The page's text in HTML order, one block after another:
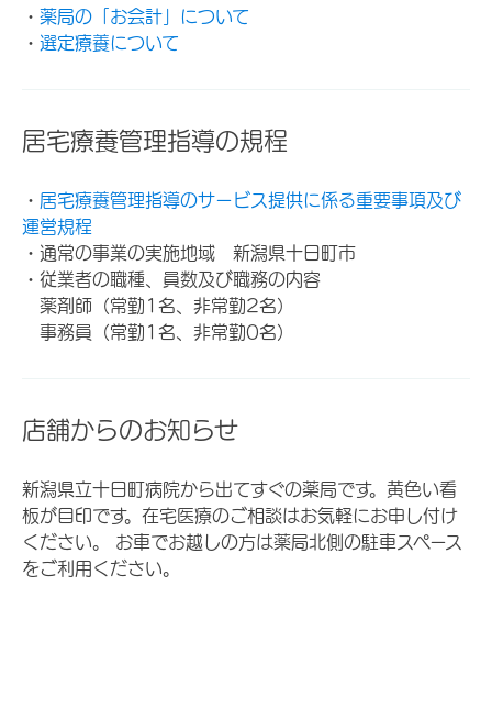
・ 薬局の「お会計」について
・ 選定療養について
居宅療養管理指導の規程
・ 居宅療養管理指導のサービス提供に係る重要事項及び
運営規程
・通常の事業の実施地域 新潟県十日町市
・従業者の職種、員数及び職務の内容
薬剤師（常勤1名、非常勤2名）
事務員（常勤1名、非常勤0名）
店舗からのお知らせ
新潟県立十日町病院から出てすぐの薬局です。黄色い看
板が目印です。在宅医療のご相談はお気軽にお申し付け
ください。 お車でお越しの方は薬局北側の駐車スペース
をご利用ください。